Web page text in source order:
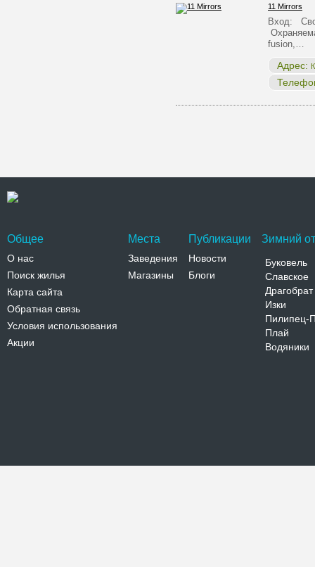
11 Mirrors
Вход:
fusion,…
Адрес:
Общее
О нас
Поиск жилья
Карта сайта
Обратная связь
Условия использования
Акции
Места
Заведения
Магазины
Публикации
Новости
Блоги
Зимний
Буковель
Славское
Драгобрат
Изки
Пилипец-
Плай
Водяники